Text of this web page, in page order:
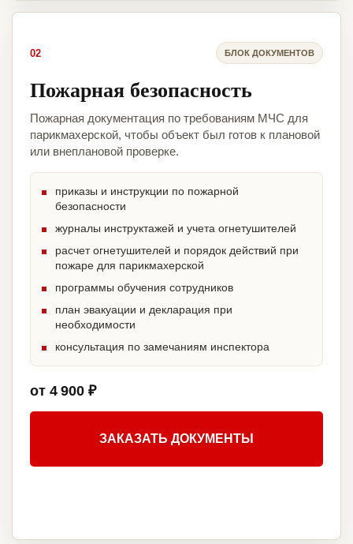
02 БЛОК ДОКУМЕНТОВ
Пожарная безопасность
Пожарная документация по требованиям МЧС для
парикмахерской, чтобы объект был готов к плановой
или внеплановой проверке.
приказы и инструкции по пожарной
безопасности
журналы инструктажей и учета огнетушителей
расчет огнетушителей и порядок действий при
пожаре для парикмахерской
программы обучения сотрудников
план эвакуации и декларация при
необходимости
консультация по замечаниям инспектора
от 4 900 ₽
ЗАКАЗАТЬ ДОКУМЕНТЫ